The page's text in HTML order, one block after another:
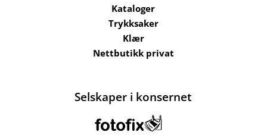
Kataloger
Trykksaker
Klær
Nettbutikk privat
Selskaper i konsernet